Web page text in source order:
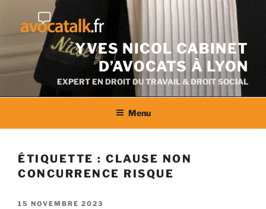
contenu
YVES NICOL CABINET
D’AVOCATS À LYON
EXPERT EN DROIT DU TRAVAIL & DROIT SOCIAL
Menu
ÉTIQUETTE :CLAUSE NON
CONCURRENCE RISQUE
PUBLIÉ
15 NOVEMBRE 2023